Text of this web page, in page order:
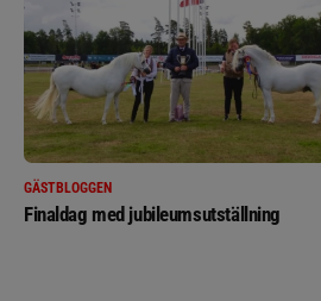
GÄSTBLOGGEN
Finaldag med jubileumsutställning